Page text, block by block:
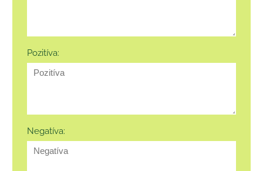
Pozitíva:
Negatíva: